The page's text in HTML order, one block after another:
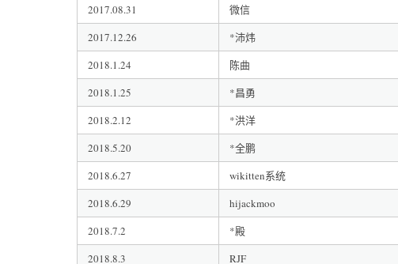
2017.08.31
微信
2017.12.26
*沛炜
2018.1.24
陈曲
2018.1.25
*昌勇
2018.2.12
*洪洋
2018.5.20
*全鹏
2018.6.27
wikitten系统
2018.6.29
hijackmoo
2018.7.2
*殿
2018.8.3
RJF